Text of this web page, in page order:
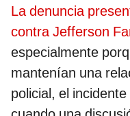
La denuncia
contra Jefferson
especialmente
mantenían una
policial, el